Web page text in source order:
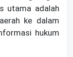
utama adalah
ke dalam
hukum